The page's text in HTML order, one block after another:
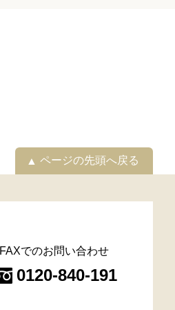
ページの先頭へ戻る
FAXでのお問い合わせ
0120-840-191